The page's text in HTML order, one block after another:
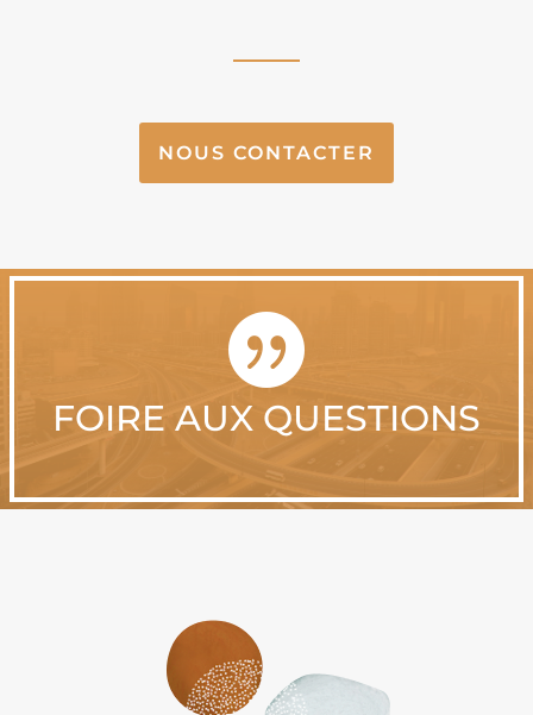
NOUS CONTACTER

FOIRE AUX QUESTIONS